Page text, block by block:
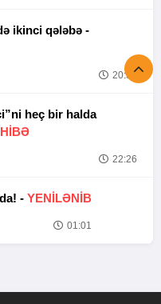
Tofiq Musayevdən UFC-də ikinci qələbə -
20:52
heç bir halda
22:26
- YENİLƏNİB
01:01